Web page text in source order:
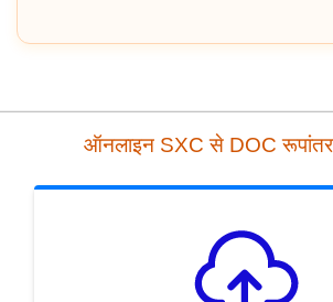
ऑनलाइन SXC से DOC